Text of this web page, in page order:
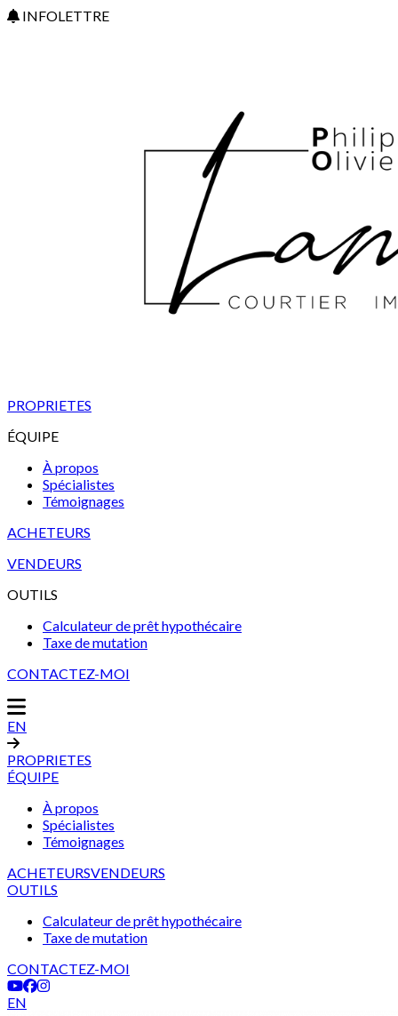
INFOLETTRE
PROPRIETES
ÉQUIPE
À propos
Spécialistes
Témoignages
ACHETEURS
VENDEURS
OUTILS
Calculateur de prêt hypothécaire
Taxe de mutation
CONTACTEZ-MOI
EN
PROPRIETES
ÉQUIPE
À propos
Spécialistes
Témoignages
ACHETEURSVENDEURS
OUTILS
Calculateur de prêt hypothécaire
Taxe de mutation
CONTACTEZ-MOI
EN